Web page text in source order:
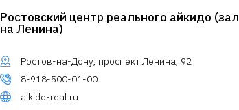
Ростовский центр реального айкидо (зал
на Ленина)
Ростов-на-Дону, проспект Ленина, 92
8-918-500-01-00
aikido-real.ru